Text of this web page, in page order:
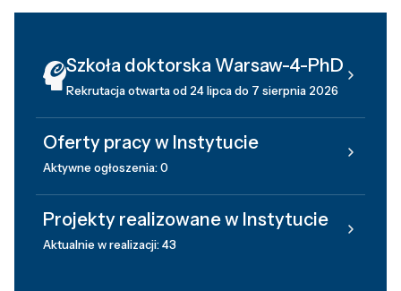
Szkoła doktorska Warsaw-4-PhD
Rekrutacja otwarta od 24 lipca do 7 sierpnia 2026
Oferty pracy w Instytucie
Aktywne ogłoszenia: 0
Projekty realizowane w Instytucie
Aktualnie w realizacji: 43